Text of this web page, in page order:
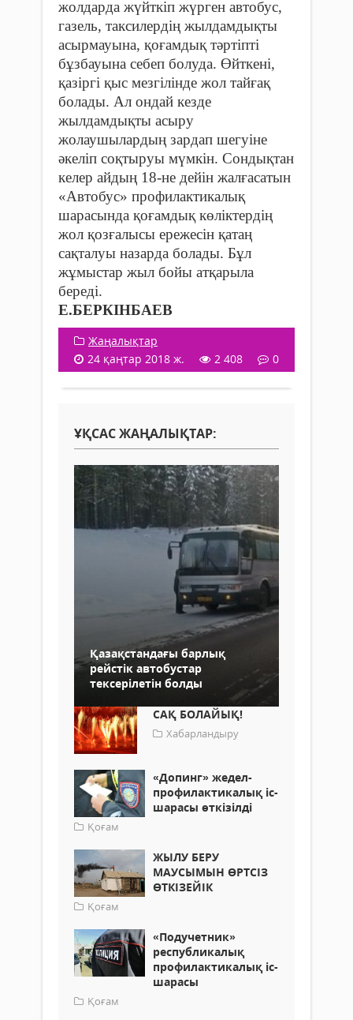
жолдарда жүйткіп жүрген автобус,
газель, таксилердің жылдамдықты
асырмауына, қоғамдық тәртіпті
бұзбауына себеп болуда. Өйткені,
қазіргі қыс мезгілінде жол тайғақ
болады. Ал ондай кезде
жылдамдықты асыру
жолаушылардың зардап шегуіне
әкеліп соқтыруы мүмкін. Сондықтан
келер айдың 18-не дейін жалғасатын
«Автобус» профилактикалық
шарасында қоғамдық көліктердің
жол қозғалысы ережесін қатаң
сақталуы назарда болады. Бұл
жұмыстар жыл бойы атқарыла
береді.
Е.БЕРКІНБАЕВ
Жаңалықтар
24 қаңтар 2018 ж.
2 408 0
ҰҚСАС ЖАҢАЛЫҚТАР:
Қазақстандағы барлық
рейстік автобустар
тексерілетін болды
САҚ БОЛАЙЫҚ!
Хабарландыру
«Допинг» жедел-
профилактикалық іс-
шарасы өткізілді
Қоғам
ЖЫЛУ БЕРУ
МАУСЫМЫН ӨРТСІЗ
ӨТКІЗЕЙІК
Қоғам
«Подучетник»
республикалық
профилактикалық іс-
шарасы
Қоғам